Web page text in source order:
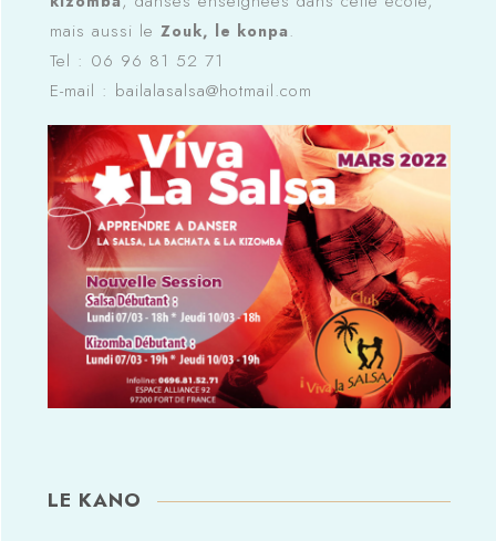
mais aussi le Zouk, le konpa .
Tel : 06 96 81 52 71
E-mail : bailalasalsa@hotmail.com
LE KANO